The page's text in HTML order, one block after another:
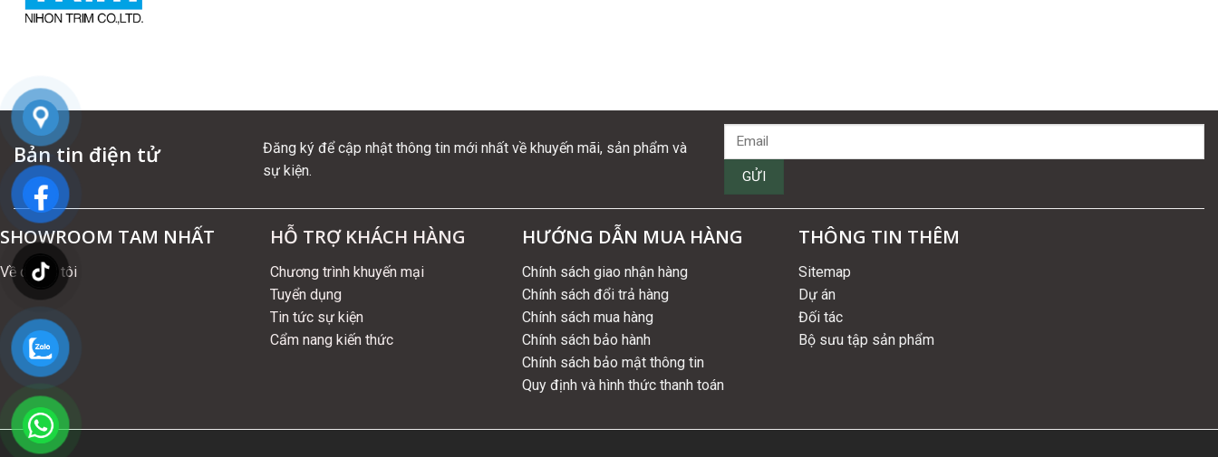
Bản tin điện tử
Đăng ký để cập nhật thông tin mới nhất về khuyến mãi, sản phẩm và
sự kiện.
SHOWROOM TAM NHẤT
Về chúng tôi
HỖ TRỢ KHÁCH HÀNG
Chương trình khuyến mại
Tuyển dụng
Tin tức sự kiện
Cẩm nang kiến thức
HƯỚNG DẪN MUA HÀNG
Chính sách giao nhận hàng
Chính sách đổi trả hàng
Chính sách mua hàng
Chính sách bảo hành
Chính sách bảo mật thông tin
Quy định và hình thức thanh toán
THÔNG TIN THÊM
Sitemap
Dự án
Đối tác
Bộ sưu tập sản phẩm